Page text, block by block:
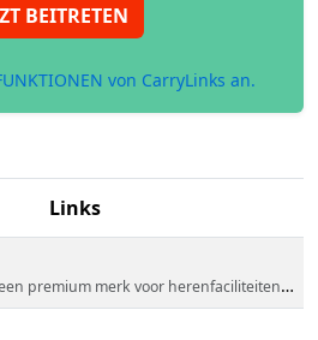
BEITRETEN
von CarryLinks an.
Links
en een buitengewone zorgervaring. Ons assortiment is zorgvuldig samengesteld om te voldoen aan de unieke behoeften van moderne mannen en bevat de perfecte balans tussen kwaliteit, stijl en prestaties.